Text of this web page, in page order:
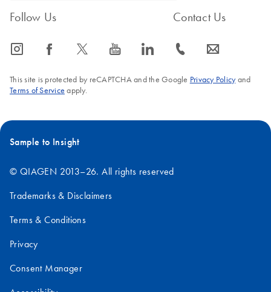
Follow Us
icon_0065_instagram-s icon_0064_facebook-s icon_0340_cc_gen_x-s icon_0077_youtube-s icon_0066_linkedin-s
Contact Us
icon_0072_phone-s icon_0063_envelope-s
This site is protected by reCAPTCHA and the Google Privacy Policyand
Terms of Service apply.
Sample to Insight
© QIAGEN 2013–26. All rights reserved
Trademarks & Disclaimers
Terms & Conditions
Privacy
Consent Manager